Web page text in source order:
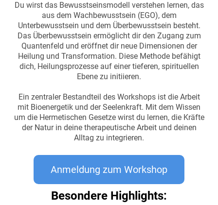
Du wirst das Bewusstseinsmodell verstehen lernen, das
aus dem Wachbewusstsein (EGO), dem
Unterbewusstsein und dem Überbewusstsein besteht.
Das Überbewusstsein ermöglicht dir den Zugang zum
Quantenfeld und eröffnet dir neue Dimensionen der
Heilung und Transformation. Diese Methode befähigt
dich, Heilungsprozesse auf einer tieferen, spirituellen
Ebene zu initiieren.
Ein zentraler Bestandteil des Workshops ist die Arbeit
mit Bioenergetik und der Seelenkraft. Mit dem Wissen
um die Hermetischen Gesetze wirst du lernen, die Kräfte
der Natur in deine therapeutische Arbeit und deinen
Alltag zu integrieren.
Anmeldung zum Workshop
Besondere Highlights: